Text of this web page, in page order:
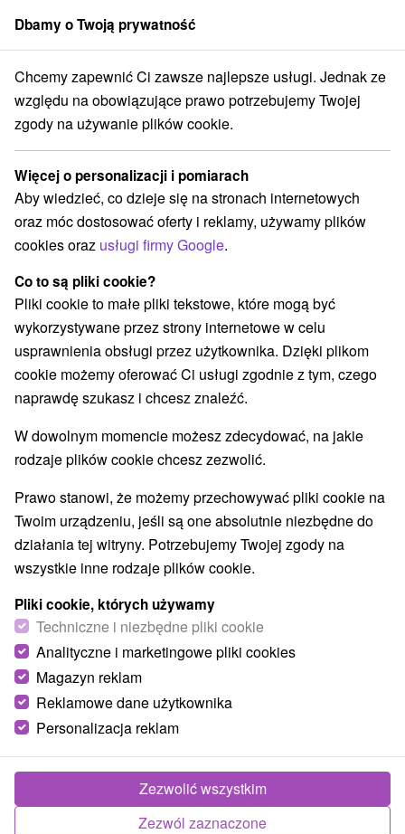
członek grupySorger
na Słowacji Východné Slovensko Prešovský kraj Stará Lesná
Wellness hotele na Słowacji Stará
Lesná
Kategorie
Wszystkie kategorie
Hotele na Slovacji
Hotele z basenem(4)
Zarejestruj się za rodziny z dziećmi(3)
Wybierz lokalizację lub datę
Najlepiej sprzedające
WSZYSTKO TOP - BESTSELLERY NAJTAŃSZE
od371,34zł
Dbamy o Twoją prywatność
Chcemy zapewnić Ci zawsze najlepsze usługi. Jednak ze
względu na obowiązujące prawo potrzebujemy Twojej
zgody na używanie plików cookie.
Więcej o personalizacji i pomiarach
Aby wiedzieć, co dzieje się na stronach internetowych
oraz móc dostosować oferty i reklamy, używamy plików
cookies oraz usługi firmy Google.
Co to są pliki cookie?
Pliki cookie to małe pliki tekstowe, które mogą być
wykorzystywane przez strony internetowe w celu
usprawnienia obsługi przez użytkownika. Dzięki plikom
cookie możemy oferować Ci usługi zgodnie z tym, czego
naprawdę szukasz i chcesz znaleźć.
W dowolnym momencie możesz zdecydować, na jakie
rodzaje plików cookie chcesz zezwolić.
Prawo stanowi, że możemy przechowywać pliki cookie na
Twoim urządzeniu, jeśli są one absolutnie niezbędne do
działania tej witryny. Potrzebujemy Twojej zgody na
wszystkie inne rodzaje plików cookie.
Pliki cookie, których używamy
Techniczne i niezbędne pliki cookie
Analityczne i marketingowe pliki cookies
Magazyn reklam
Reklamowe dane użytkownika
Personalizacja reklam
Zezwól zaznaczone
Zezwolić wszystkim